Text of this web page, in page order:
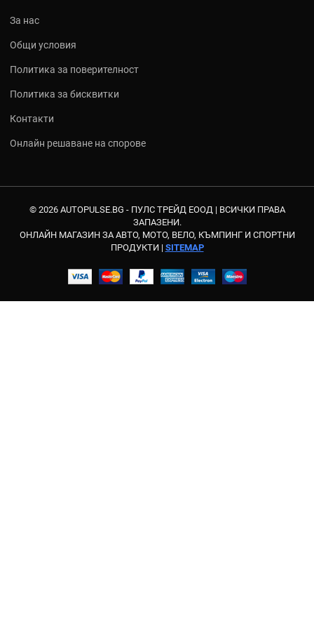
За нас
Общи условия
Политика за поверителност
Политика за бисквитки
Контакти
Онлайн решаване на спорове
© 2026 AUTOPULSE.BG - ПУЛС ТРЕЙД ЕООД | ВСИЧКИ ПРАВА
ЗАПАЗЕНИ.
ОНЛАЙН МАГАЗИН ЗА АВТО, МОТО, ВЕЛО, КЪМПИНГ И СПОРТНИ
ПРОДУКТИ | SITEMAP